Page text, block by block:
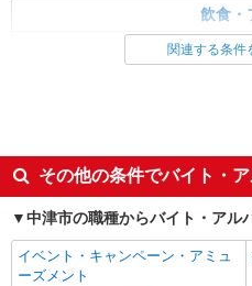
飲食・
調理・調理補助・調理師
社会保険あり
未経験歓迎
深夜
副業・WワークOK
関連する条件
その他の条件でバイト・
中津市の職種からバイト・アル
イベント・キャンペーン・アミュ
ーズメント